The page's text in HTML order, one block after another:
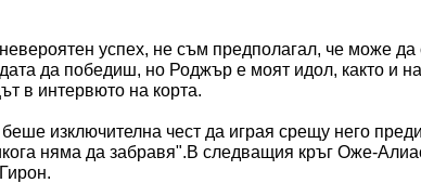
успех, не съм предполагал, че може да
да победиш, но Роджър е моят идол, както и
в интервюто на корта.
изключителна чест да играя срещу него
няма да забравя".В следващия кръг Оже-